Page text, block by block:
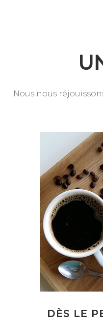
Nous nous
DÈS LE